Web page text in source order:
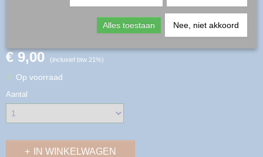
kerstbal - gnoom wit rond
€ 9,00 (inclusief btw 21%)
✓ Op voorraad
Aantal
IN WINKELWAGEN
Alles toestaan Nee, niet akkoord